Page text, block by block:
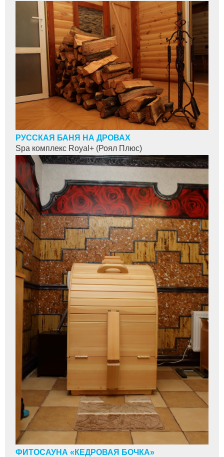
РУССКАЯ БАНЯ НА ДРОВАХ
Spa комплекс Royal+ (Роял Плюс)
ФИТОСАУНА «КЕДРОВАЯ БОЧКА»